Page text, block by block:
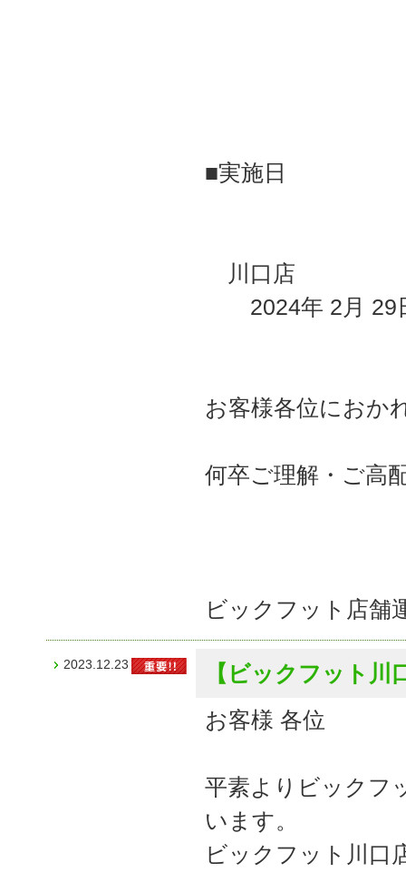
■実施日
川口店
2024年 2月 29
お客様各位におか
何卒ご理解・ご高
ビックフット店舗
2023.12.23
【ビックフット
お客様 各位
平素よりビックフ
います。
ビックフット川口